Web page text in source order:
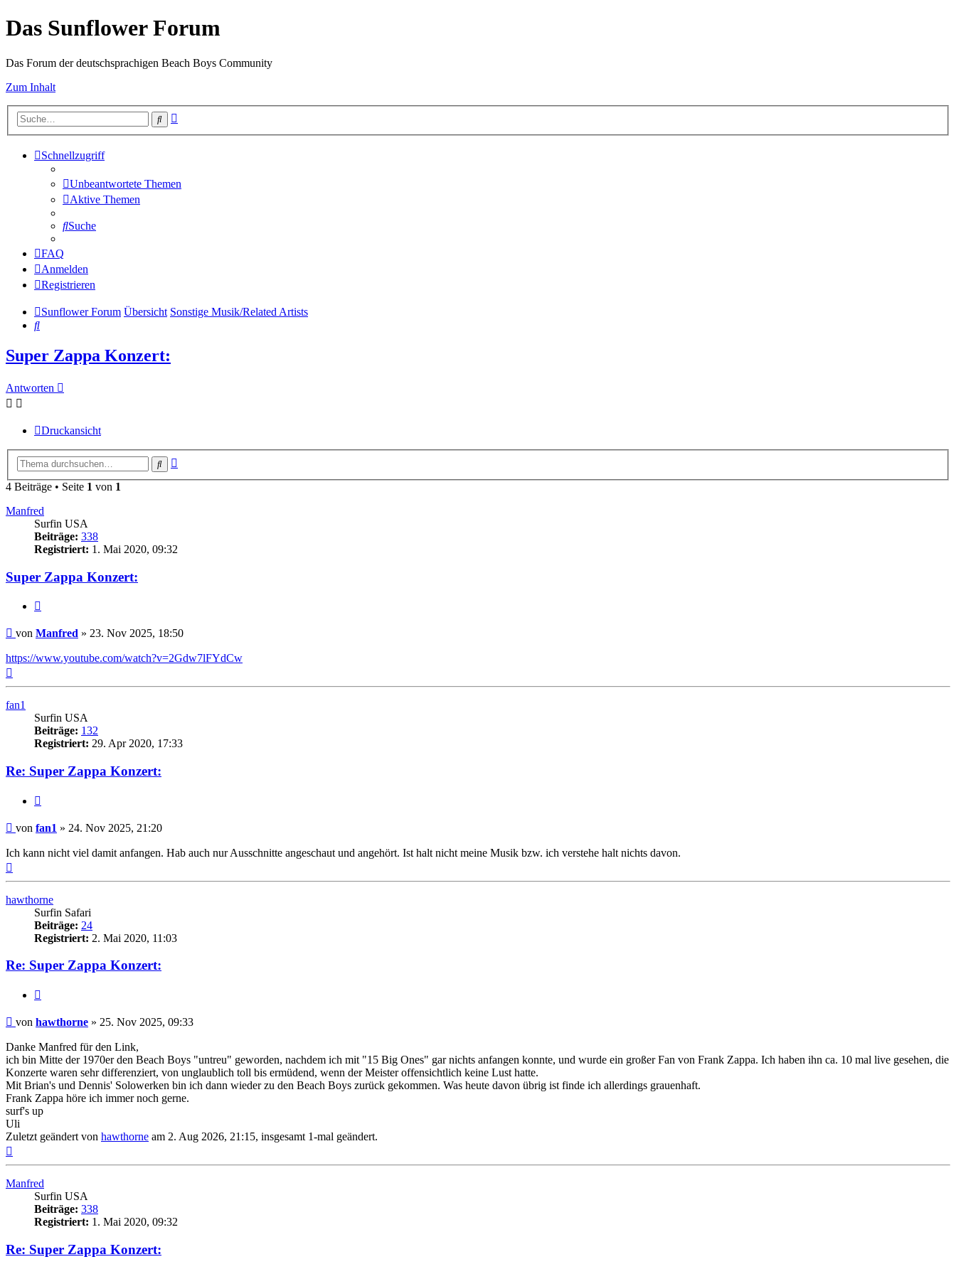
Das Sunflower Forum
Das Forum der deutschsprachigen Beach Boys Community
Zum Inhalt
Suche
Schnellzugriff
Unbeantwortete Themen
Aktive Themen
Suche
FAQ
Anmelden
Registrieren
Sunflower Forum Übersicht Sonstige Musik/Related Artists
Suche
Super Zappa Konzert:
Antworten
Druckansicht
Suche
4 Beiträge • Seite 1 von 1
Manfred
Surfin USA
Beiträge: 338
Registriert: 1. Mai 2020, 09:32
Super Zappa Konzert:
Beitrag
von Manfred » 23. Nov 2025, 18:50
https://www.youtube.com/watch?v=2Gdw7lFYdCw
fan1
Surfin USA
Beiträge: 132
Registriert: 29. Apr 2020, 17:33
Re: Super Zappa Konzert:
Beitrag
von fan1 » 24. Nov 2025, 21:20
Ich kann nicht viel damit anfangen. Hab auch nur Ausschnitte angeschaut und angehört. Ist halt nicht meine Musik bzw. ich verstehe halt nichts davon.
hawthorne
Surfin Safari
Beiträge: 24
Registriert: 2. Mai 2020, 11:03
Re: Super Zappa Konzert:
Beitrag
von hawthorne » 25. Nov 2025, 09:33
Danke Manfred für den Link,
ich bin Mitte der 1970er den Beach Boys "untreu" geworden, nachdem ich mit "15 Big Ones" gar nichts anfangen konnte, und wurde ein großer Fan von Frank Zappa. Ich haben ihn ca. 10 mal live gesehen, die
Konzerte waren sehr differenziert, von unglaublich toll bis ermüdend, wenn der Meister offensichtlich keine Lust hatte.
Mit Brian's und Dennis' Solowerken bin ich dann wieder zu den Beach Boys zurück gekommen. Was heute davon übrig ist finde ich allerdings grauenhaft.
Frank Zappa höre ich immer noch gerne.
surf's up
Uli
Zuletzt geändert von hawthorne am 2. Aug 2026, 21:15, insgesamt 1-mal geändert.
Manfred
Surfin USA
Beiträge: 338
Registriert: 1. Mai 2020, 09:32
Re: Super Zappa Konzert: